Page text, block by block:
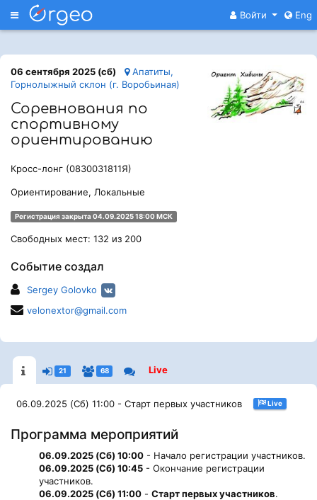
Меню Войти Eng
06 сентября 2025 (сб)
Апатиты,
Горнолыжный склон (г. Воробьиная)
Соревнования по
спортивному
ориентированию
Кросс-лонг (0830031811Я)
Ориентирование, Локальные
Регистрация закрыта 04.09.2025 18:00 МСК
Свободных мест: 132 из 200
Событие создал
Sergey Golovko
velonextor@gmail.com
21 68 Live
06.09.2025 (Сб) 11:00 - Старт первых участников Live
Программа мероприятий
06.09.2025 (Сб) 10:00 - Начало регистрации участников.
06.09.2025 (Сб) 10:45 - Окончание регистрации
участников.
06.09.2025 (Сб) 11:00 - Старт первых участников.